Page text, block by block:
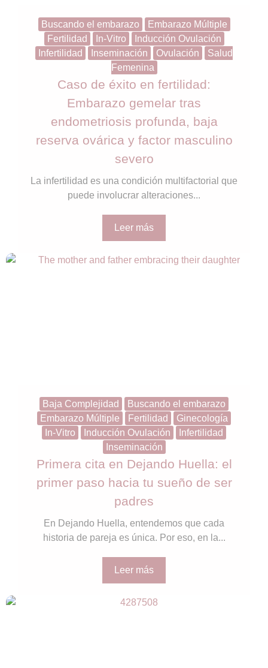
Buscando el embarazo
Embarazo Múltiple
Fertilidad
In-Vitro
Inducción Ovulación
Infertilidad
Inseminación Ovulación
Salud
Femenina
Caso de éxito en fertilidad:
Embarazo gemelar tras
endometriosis profunda, baja
reserva ovárica y factor masculino
severo
La infertilidad es una condición multifactorial que
puede involucrar alteraciones...
Leer más
Baja Complejidad
Buscando el embarazo
Embarazo Múltiple
Fertilidad
Ginecología
In-Vitro
Inducción Ovulación
Infertilidad
Inseminación
Primera cita en Dejando Huella: el
primer paso hacia tu sueño de ser
padres
En Dejando Huella, entendemos que cada
historia de pareja es única. Por eso, en la...
Leer más